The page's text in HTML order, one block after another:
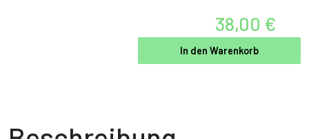
38,00 €
In den Warenkorb